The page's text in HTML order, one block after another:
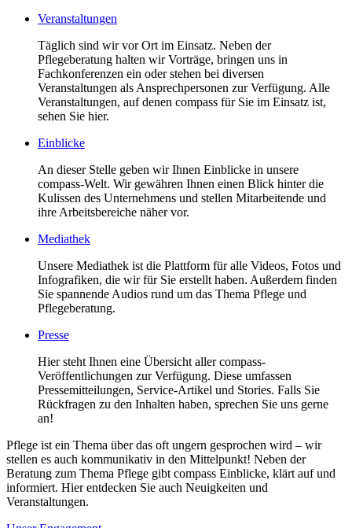
Veranstaltungen
Täglich sind wir vor Ort im Einsatz. Neben der
Pflegeberatung halten wir Vorträge, bringen uns in
Fachkonferenzen ein oder stehen bei diversen
Veranstaltungen als Ansprechpersonen zur Verfügung. Alle
Veranstaltungen, auf denen compass für Sie im Einsatz ist,
sehen Sie hier.
Einblicke
An dieser Stelle geben wir Ihnen Einblicke in unsere
compass-Welt. Wir gewähren Ihnen einen Blick hinter die
Kulissen des Unternehmens und stellen Mitarbeitende und
ihre Arbeitsbereiche näher vor.
Mediathek
Unsere Mediathek ist die Plattform für alle Videos, Fotos und
Infografiken, die wir für Sie erstellt haben. Außerdem finden
Sie spannende Audios rund um das Thema Pflege und
Pflegeberatung.
Presse
Hier steht Ihnen eine Übersicht aller compass-
Veröffentlichungen zur Verfügung. Diese umfassen
Pressemitteilungen, Service-Artikel und Stories. Falls Sie
Rückfragen zu den Inhalten haben, sprechen Sie uns gerne
an!
Pflege ist ein Thema über das oft ungern gesprochen wird – wir
stellen es auch kommunikativ in den Mittelpunkt! Neben der
Beratung zum Thema Pflege gibt compass Einblicke, klärt auf und
informiert. Hier entdecken Sie auch Neuigkeiten und
Veranstaltungen.